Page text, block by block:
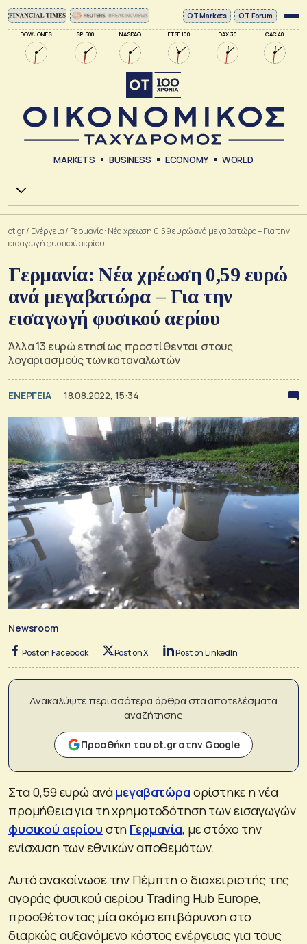
DOW JONES SP 500 NASDAQ FTSE 100 DAX 30 CAC 40
ΟΤ Markets OT Forum
MARKETS BUSINESS ECONOMY WORLD
Χ.Α.
ot.gr/ Ενέργεια/ Γερμανία: Νέα χρέωση 0,59 ευρώ ανά μεγαβατώρα – Για την
εισαγωγή φυσικού αερίου
Γερμανία: Νέα χρέωση 0,59 ευρώ
ανά μεγαβατώρα – Για την
εισαγωγή φυσικού αερίου
Άλλα 13 ευρώ ετησίως προστίθενται στους
λογαριασμούς των καταναλωτών
ΕΝΕΡΓΕΙΑ 18.08.2022, 15:34
Newsroom
Post on Facebook Post on X Post on LinkedIn
Ανακαλύψτε περισσότερα άρθρα στα αποτελέσματα
αναζήτησης
Προσθήκη του ot.gr στην Google
Στα 0,59 ευρώ ανάμεγαβατώρα ορίστηκε η νέα
προμήθεια για τη χρηματοδότηση των εισαγωγών
φυσικού αερίου στη Γερμανία, με στόχο την
ενίσχυση των εθνικών αποθεμάτων.
Αυτό ανακοίνωσε την Πέμπτη ο διαχειριστής της
αγοράς φυσικού αερίου Trading Hub Europe,
προσθέτοντας μία ακόμα επιβάρυνση στο
διαρκώς αυξανόμενο κόστος ενέργειας για τους